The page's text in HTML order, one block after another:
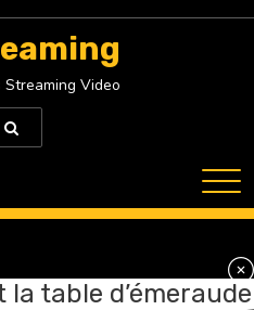
Streaming Video
la table d’émeraude